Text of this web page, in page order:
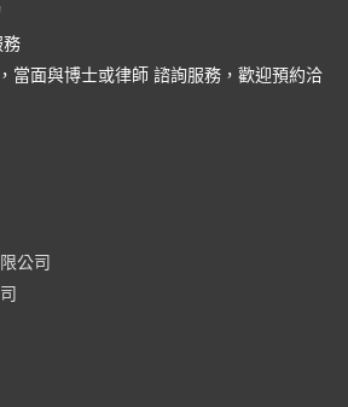
務
當面與博士或律師 諮詢服務，歡迎預約洽
公司